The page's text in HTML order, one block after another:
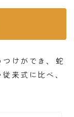
けができ、蛇
来式に比べ、